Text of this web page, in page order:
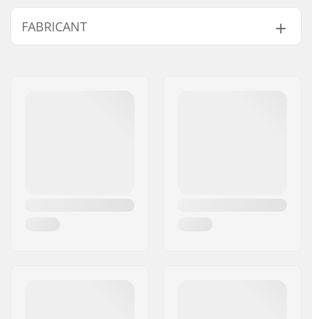
Activité:
Skis Alpins, Day to
Sexe:
Homme
FABRICANT